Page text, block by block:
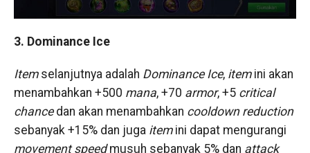
3. Dominance Ice
Itemselanjutnya adalah Dominance Ice,item ini akan
menambahkan +500 mana, +70 armor, +5 critical
chancedan akan menambahkan cooldown reduction
sebanyak +15% dan juga itemini dapat mengurangi
movement speedmusuh sebanyak 5% dan attack